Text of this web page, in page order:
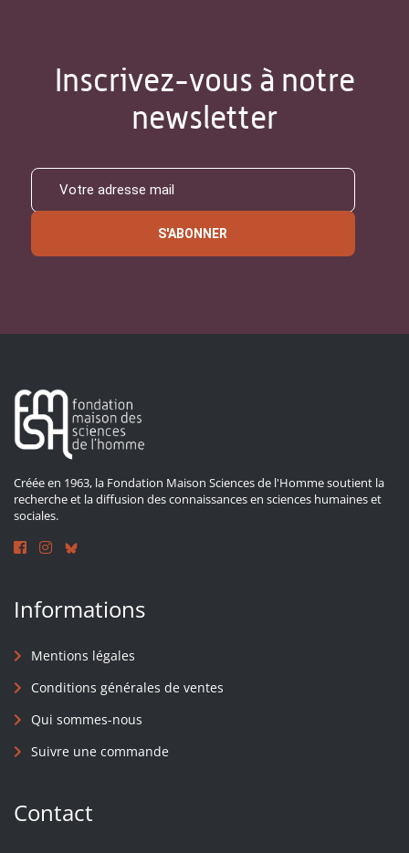
Inscrivez-vous à notre
newsletter
S'ABONNER
Créée en 1963, la Fondation Maison Sciences de l'Homme soutient la
recherche et la diffusion des connaissances en sciences humaines et
sociales.
Informations
Mentions légales
Conditions générales de ventes
Qui sommes-nous
Suivre une commande
Contact